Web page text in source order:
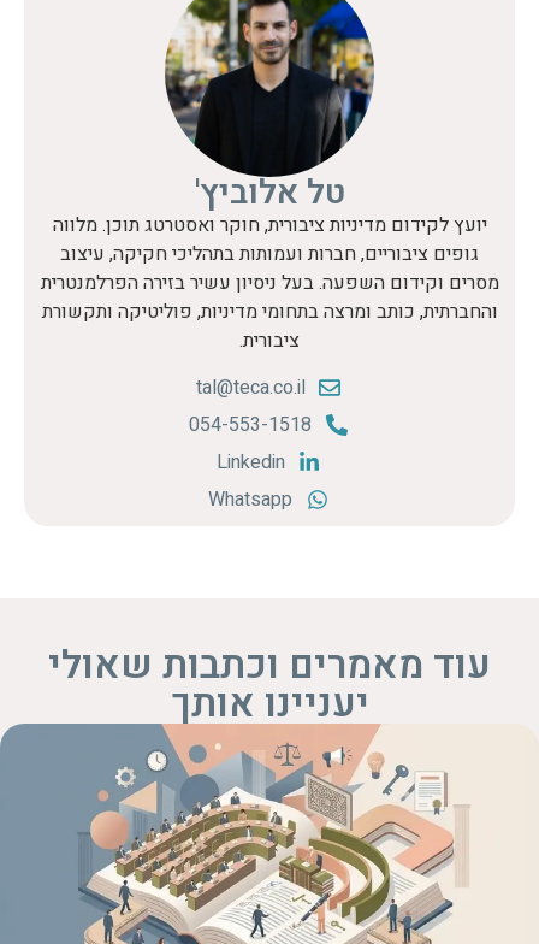
טל אלוביץ'
יועץ לקידום מדיניות ציבורית, חוקר ואסטרטג תוכן. מלווה
גופים ציבוריים, חברות ועמותות בתהליכי חקיקה, עיצוב
מסרים וקידום השפעה. בעל ניסיון עשיר בזירה הפרלמנטרית
והחברתית, כותב ומרצה בתחומי מדיניות, פוליטיקה ותקשורת
ציבורית.
tal@teca.co.il
054-553-1518
Linkedin
Whatsapp
עוד מאמרים וכתבות שאולי
יעניינו אותך